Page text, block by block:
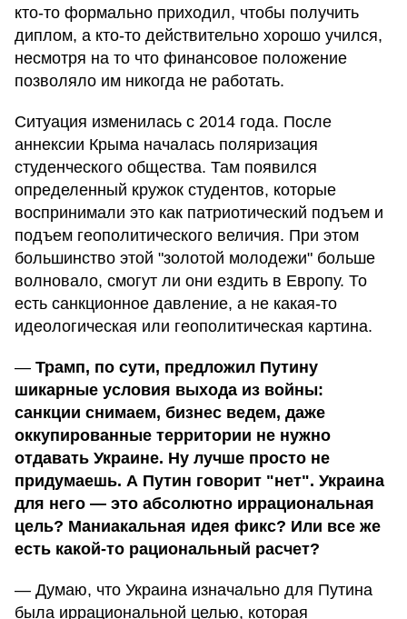
кто-то формально приходил, чтобы получить
диплом, а кто-то действительно хорошо учился,
несмотря на то что финансовое положение
позволяло им никогда не работать.
Ситуация изменилась с 2014 года. После
аннексии Крыма началась поляризация
студенческого общества. Там появился
определенный кружок студентов, которые
воспринимали это как патриотический подъем и
подъем геополитического величия. При этом
большинство этой "золотой молодежи" больше
волновало, смогут ли они ездить в Европу. То
есть санкционное давление, а не какая-то
идеологическая или геополитическая картина.
— Трамп, по сути, предложил Путину
шикарные условия выхода из войны:
санкции снимаем, бизнес ведем, даже
оккупированные территории не нужно
отдавать Украине. Ну лучше просто не
придумаешь. А Путин говорит "нет". Украина
для него — это абсолютно иррациональная
цель? Маниакальная идея фикс? Или все же
есть какой-то рациональный расчет?
— Думаю, что Украина изначально для Путина
была иррациональной целью, которая